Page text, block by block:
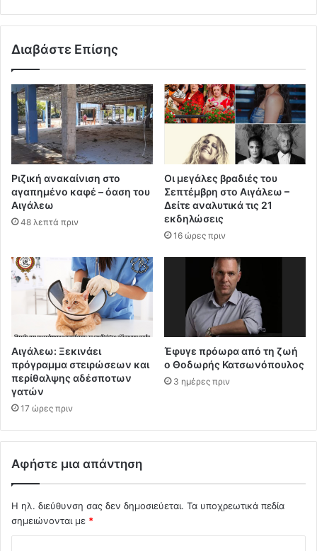
Διαβάστε Επίσης
Ριζική ανακαίνιση στο
αγαπημένο καφέ – όαση του
Αιγάλεω
48 λεπτά πριν
Οι μεγάλες βραδιές του
Σεπτέμβρη στο Αιγάλεω –
Δείτε αναλυτικά τις 21
εκδηλώσεις
16 ώρες πριν
Αιγάλεω: Ξεκινάει
πρόγραμμα στειρώσεων και
περίθαλψης αδέσποτων
γατών
17 ώρες πριν
Έφυγε πρόωρα από τη ζωή
ο Θοδωρής Κατσωνόπουλος
3 ημέρες πριν
Αφήστε μια απάντηση
Η ηλ. διεύθυνση σας δεν δημοσιεύεται. Τα υποχρεωτικά πεδία
σημειώνονται με *